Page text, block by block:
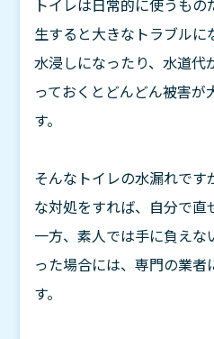
トイレは日常的に使うも
生すると大きなトラブルに
水浸しになったり、水道代
っておくとどんどん被害が
す。
そんなトイレの水漏れで
な対処をすれば、自分で直
一方、素人では手に負えな
った場合には、専門の業
す。